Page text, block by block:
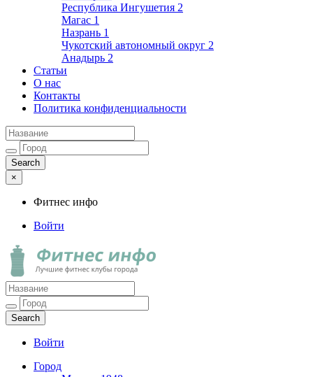
Республика Ингушетия 2
Магас 1
Назрань 1
Чукотский автономный округ 2
Анадырь 2
Статьи
О нас
Контакты
Политика конфиденциальности
×
Фитнес инфо
Войти
Фитнес инфо
Лучшие фитнес клубы города
Войти
Город